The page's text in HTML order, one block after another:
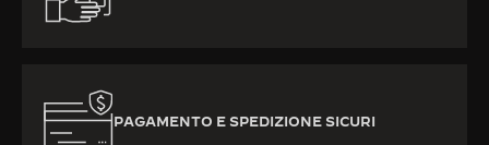
PAGAMENTO E SPEDIZIONE SICURI